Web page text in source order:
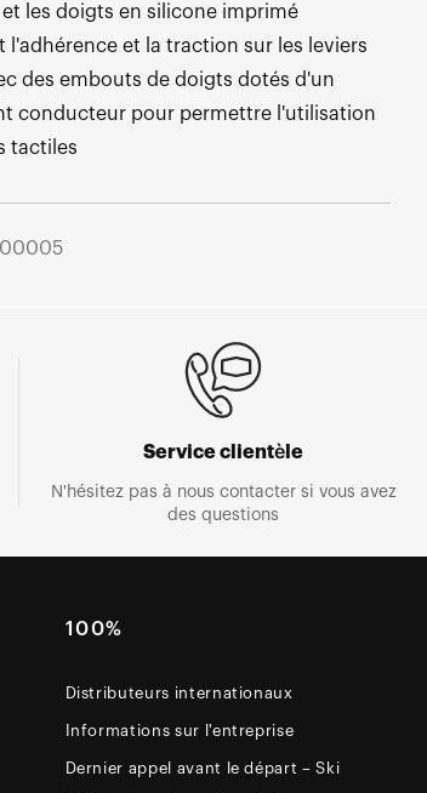
et les doigts en silicone imprimé
l'adhérence et la traction sur les leviers
des embouts de doigts dotés d'un
conducteur pour permettre l'utilisation
tactiles
00005
Service clientèle
N'hésitez pas à nous contacter si vous avez
des questions
100%
Distributeurs internationaux
Informations sur l'entreprise
Dernier appel avant le départ – Ski